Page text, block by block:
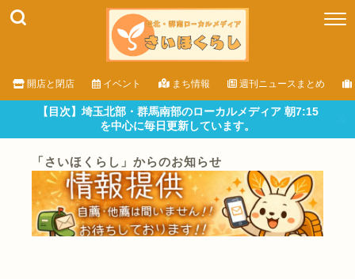
開店と閉店 イベント まち情報 週刊ニュースまとめ
【目次】埼玉北部・群馬南部のローカルメディア 朝7:15
を中心に毎日更新しています。
「さいほくらし」からのお知らせ